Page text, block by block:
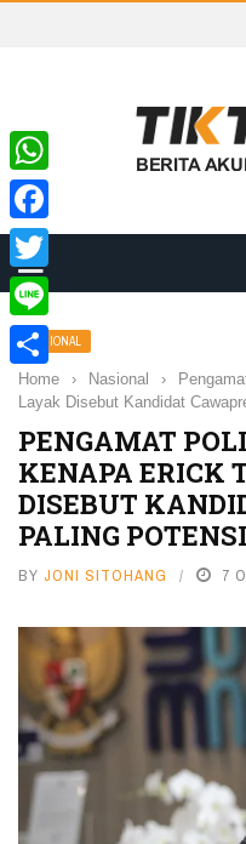
NASIONAL
Home › Nasional ›
Layak Disebut Kandidat
PENGAMAT
KENAPA ERICK
DISEBUT
PALING
BY JONI SITOHANG 7
WhatsApp
Facebook
Twitter
Line
Share